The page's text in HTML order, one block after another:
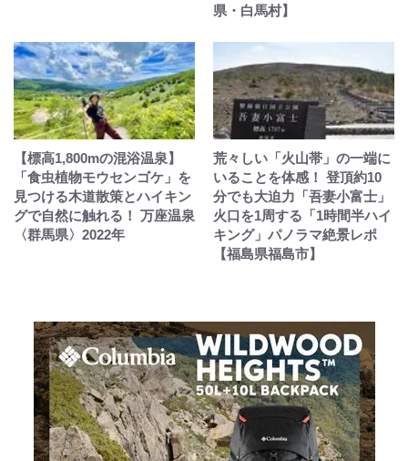
県・白馬村】
【標高1,800mの混浴温泉】
「食虫植物モウセンゴケ」を
見つける木道散策とハイキン
グで自然に触れる！ 万座温泉
〈群馬県〉2022年
荒々しい「火山帯」の一端に
いることを体感！ 登頂約10
分でも大迫力「吾妻小富士」
火口を1周する「1時間半ハイ
キング」パノラマ絶景レポ
【福島県福島市】